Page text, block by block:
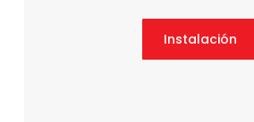
Instalación